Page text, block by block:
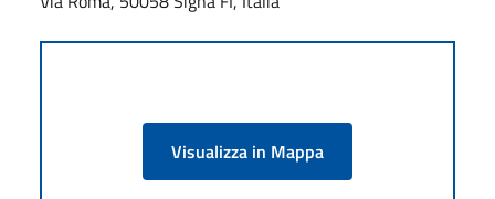
Visualizza in Mappa